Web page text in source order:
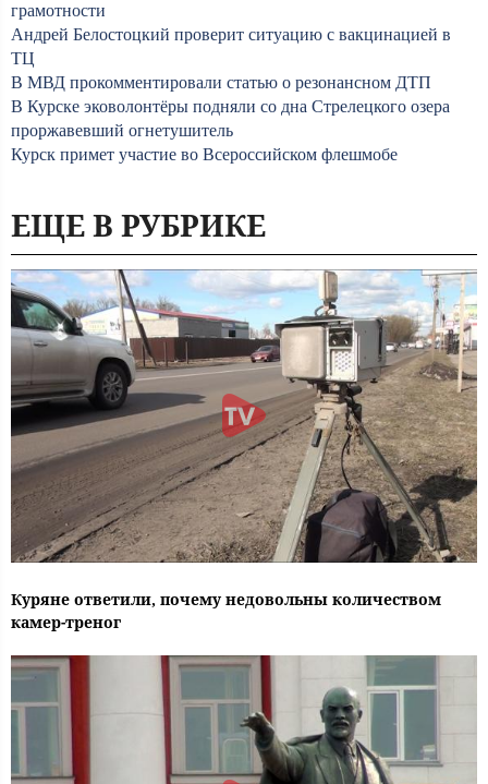
грамотности
Андрей Белостоцкий проверит ситуацию с вакцинацией в
ТЦ
В МВД прокомментировали статью о резонансном ДТП
В Курске эковолонтёры подняли со дна Стрелецкого озера
проржавевший огнетушитель
Курск примет участие во Всероссийском флешмобе
ЕЩЕ В РУБРИКЕ
Куряне ответили, почему недовольны количеством
камер-треног